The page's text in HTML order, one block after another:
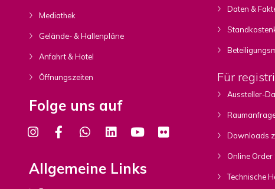
Mediathek
Gelände- & Hallenpläne
Anfahrt & Hotel
Öffnungszeiten
Folge uns auf
Allgemeine Links
Daten &
Für
Aussteller-
Downloads
Online Order
Technische